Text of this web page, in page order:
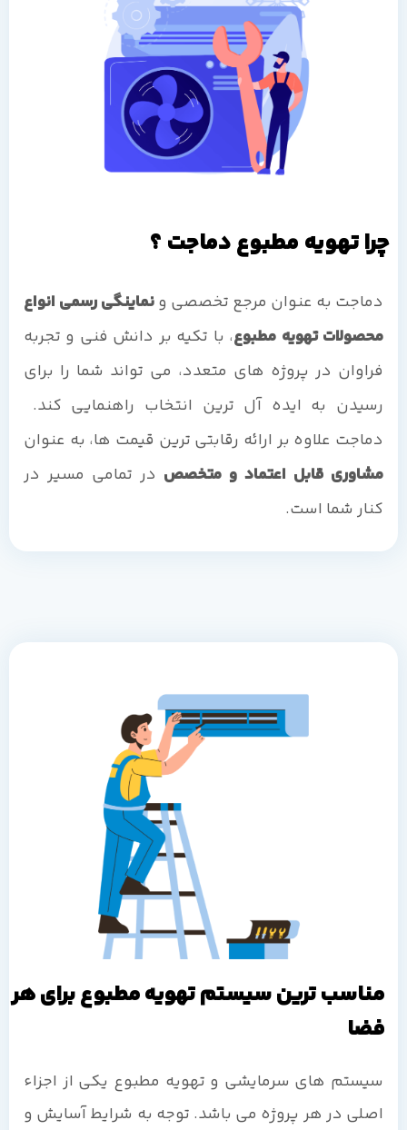
چرا تهویه مطبوع دماجت ؟
دماجت به عنوان مرجع تخصصی ونماینگی رسمی انواع
محصولات تهویه مطبوع، با تکیه بر دانش فنی و تجربه
فراوان در پروژه های متعدد، می تواند شما را برای
رسیدن به ایده آل ترین انتخاب راهنمایی کند.
دماجت علاوه بر ارائه رقابتی ترین قیمت ها، به عنوان
مشاوری قابل اعتماد و متخصص در تمامی مسیر در
کنار شما است.
مناسب ترین سیستم تهویه مطبوع برای هر
فضا
سیستم های سرمایشی و تهویه مطبوع یکی از اجزاء
اصلی در هر پروژه می باشد. توجه به شرایط آسایش و